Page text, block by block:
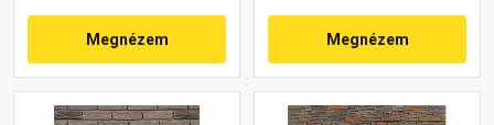
Megnézem Megnézem